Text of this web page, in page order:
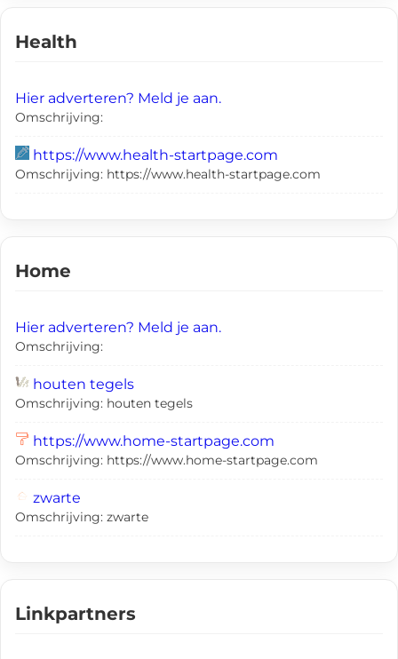
Health
Hier adverteren? Meld je aan.
Omschrijving:
https://www.health-startpage.com
Omschrijving: https://www.health-startpage.com
Home
Hier adverteren? Meld je aan.
Omschrijving:
houten tegels
Omschrijving: houten tegels
https://www.home-startpage.com
Omschrijving: https://www.home-startpage.com
zwarte
Omschrijving: zwarte
Linkpartners